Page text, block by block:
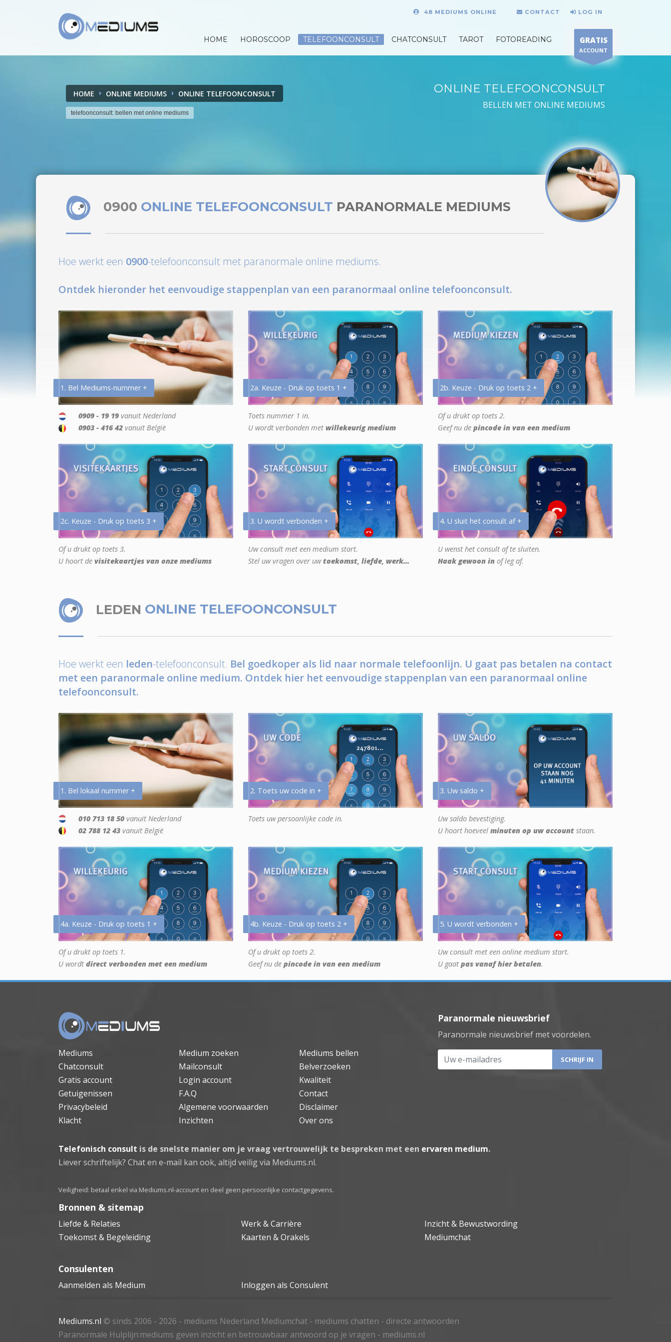
48 MEDIUMS ONLINE CONTACT LOG IN
HOME HOROSCOOP TELEFOONCONSULT CHATCONSULT TAROT FOTOREADING GRATIS
ACCOUNT
HOME ONLINE MEDIUMS ONLINE TELEFOONCONSULT
telefoonconsult: bellen met online mediums
ONLINE TELEFOONCONSULT
BELLEN MET ONLINE MEDIUMS
0900 ONLINE TELEFOONCONSULT PARANORMALE MEDIUMS
Hoe werkt een 0900-telefoonconsult met paranormale online mediums.
Ontdek hieronder het eenvoudige stappenplan van een paranormaal online telefoonconsult.
1. Bel Mediums-nummer +
0909 - 19 19 vanuit Nederland
0903 - 416 42 vanuit België
2a. Keuze - Druk op toets 1 +
Toets nummer 1 in.
U wordt verbonden met willekeurig medium
2b. Keuze - Druk op toets 2 +
Of u drukt op toets 2.
Geef nu de pincode in van een medium
2c. Keuze - Druk op toets 3 +
Of u drukt op toets 3.
U hoort de visitekaartjes van onze mediums
3. U wordt verbonden +
Uw consult met een medium start.
Stel uw vragen over uwtoekomst, liefde, werk...
4. U sluit het consult af +
U wenst het consult af te sluiten.
Haak gewoon in of leg af.
LEDEN ONLINE TELEFOONCONSULT
Hoe werkt een leden-telefoonconsult. Bel goedkoper als lid naar normale telefoonlijn. U gaat pas betalen na contact
met een paranormale online medium. Ontdek hier het eenvoudige stappenplan van een paranormaal online
telefoonconsult.
1. Bel lokaal nummer +
010 713 18 50 vanuit Nederland
02 788 12 43 vanuit België
2. Toets uw code in +
Toets uw persoonlijke code in.
3. Uw saldo +
Uw saldo bevestiging.
U hoort hoeveel minuten op uw account staan.
4a. Keuze - Druk op toets 1 +
Of u drukt op toets 1.
U wordt direct verbonden met een medium
4b. Keuze - Druk op toets 2 +
Of u drukt op toets 2.
Geef nu de pincode in van een medium
5. U wordt verbonden +
Uw consult met een online medium start.
U gaat pas vanaf hier betalen.
Mediums Medium zoeken
Mediums bellen
Chatconsult
Mailconsult
Belverzoeken
Gratis account
Login account
Kwaliteit
Getuigenissen
F.A.Q
Contact
Privacybeleid
Algemene voorwaarden
Disclaimer
Klacht
Inzichten Over ons
Paranormale nieuwsbrief
Paranormale nieuwsbrief met voordelen.
Uw e-mailadres
Telefonisch consult is de snelste manier om je vraag vertrouwelijk te bespreken met een ervaren medium.
Liever schriftelijk? Chat en e-mail kan ook, altijd veilig via Mediums.nl.
Veiligheid: betaal enkel via Mediums.nl-account en deel geen persoonlijke contactgegevens.
Bronnen & sitemap
Liefde & Relaties Werk & Carrière
Inzicht & Bewustwording
Toekomst & Begeleiding
Kaarten & Orakels Mediumchat
Consulenten
Aanmelden als Medium Inloggen als Consulent
Mediums.nl © sinds 2006 - 2026 - mediums Nederland Mediumchat - mediums chatten - directe antwoorden
Paranormale Hulplijn:mediums geven inzicht en betrouwbaar antwoord op je vragen - mediums.nl